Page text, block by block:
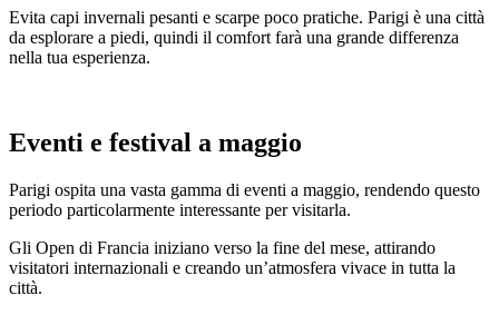
Evita capi invernali pesanti e scarpe poco pratiche. Parigi è una città
da esplorare a piedi, quindi il comfort farà una grande differenza
nella tua esperienza.
Eventi e festival a maggio
Parigi ospita una vasta gamma di eventi a maggio, rendendo questo
periodo particolarmente interessante per visitarla.
Gli Open di Francia iniziano verso la fine del mese, attirando
visitatori internazionali e creando un’atmosfera vivace in tutta la
città.